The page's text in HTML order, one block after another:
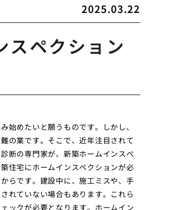
2025.03.22
スペクション
始めたいと願うものです。しかし、
の業です。そこで、近年注目されて
断の専門家が、新築ホームインスペ
住宅にホームインスペクションが必
らです。建設中に、施工ミスや、手
れていない場合もあります。これら
ックが必要となります。ホームイン